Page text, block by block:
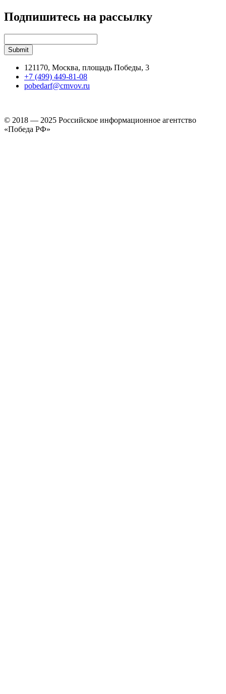
Подпишитесь на рассылку
121170, Москва, площадь Победы, 3
+7 (499) 449-81-08
pobedarf@cmvov.ru
© 2018 — 2025 Российское информационное агентство
«Победа РФ»